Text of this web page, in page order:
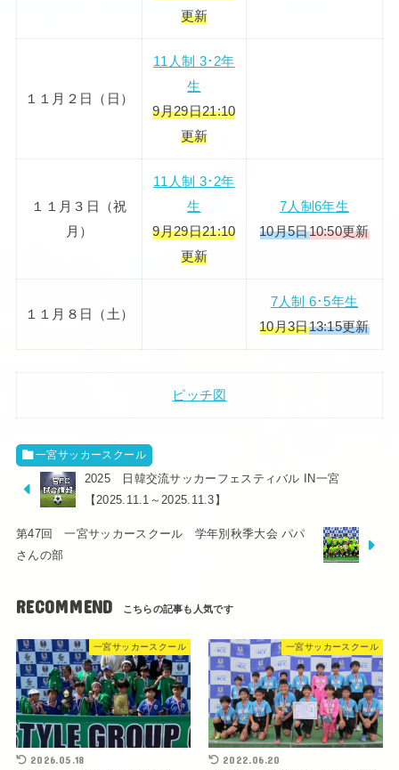
更新
１１月２日（日）
11人制 3･2年
生
9月29日21:10
更新
１１月３日（祝
月）
11人制 3･2年
生
9月29日21:10
更新
7人制6年生
10月5日10:50更新
１１月８日（土）
7人制 6･5年生
10月3日13:15更新
ピッチ図
一宮サッカースクール
2025 日韓交流サッカーフェスティバル IN一宮
【2025.11.1～2025.11.3】
第47回 一宮サッカースクール 学年別秋季大会 パパ
さんの部
RECOMMEND
一宮サッカースクール
2026.05.18
一宮サッカースクール
2022.06.20